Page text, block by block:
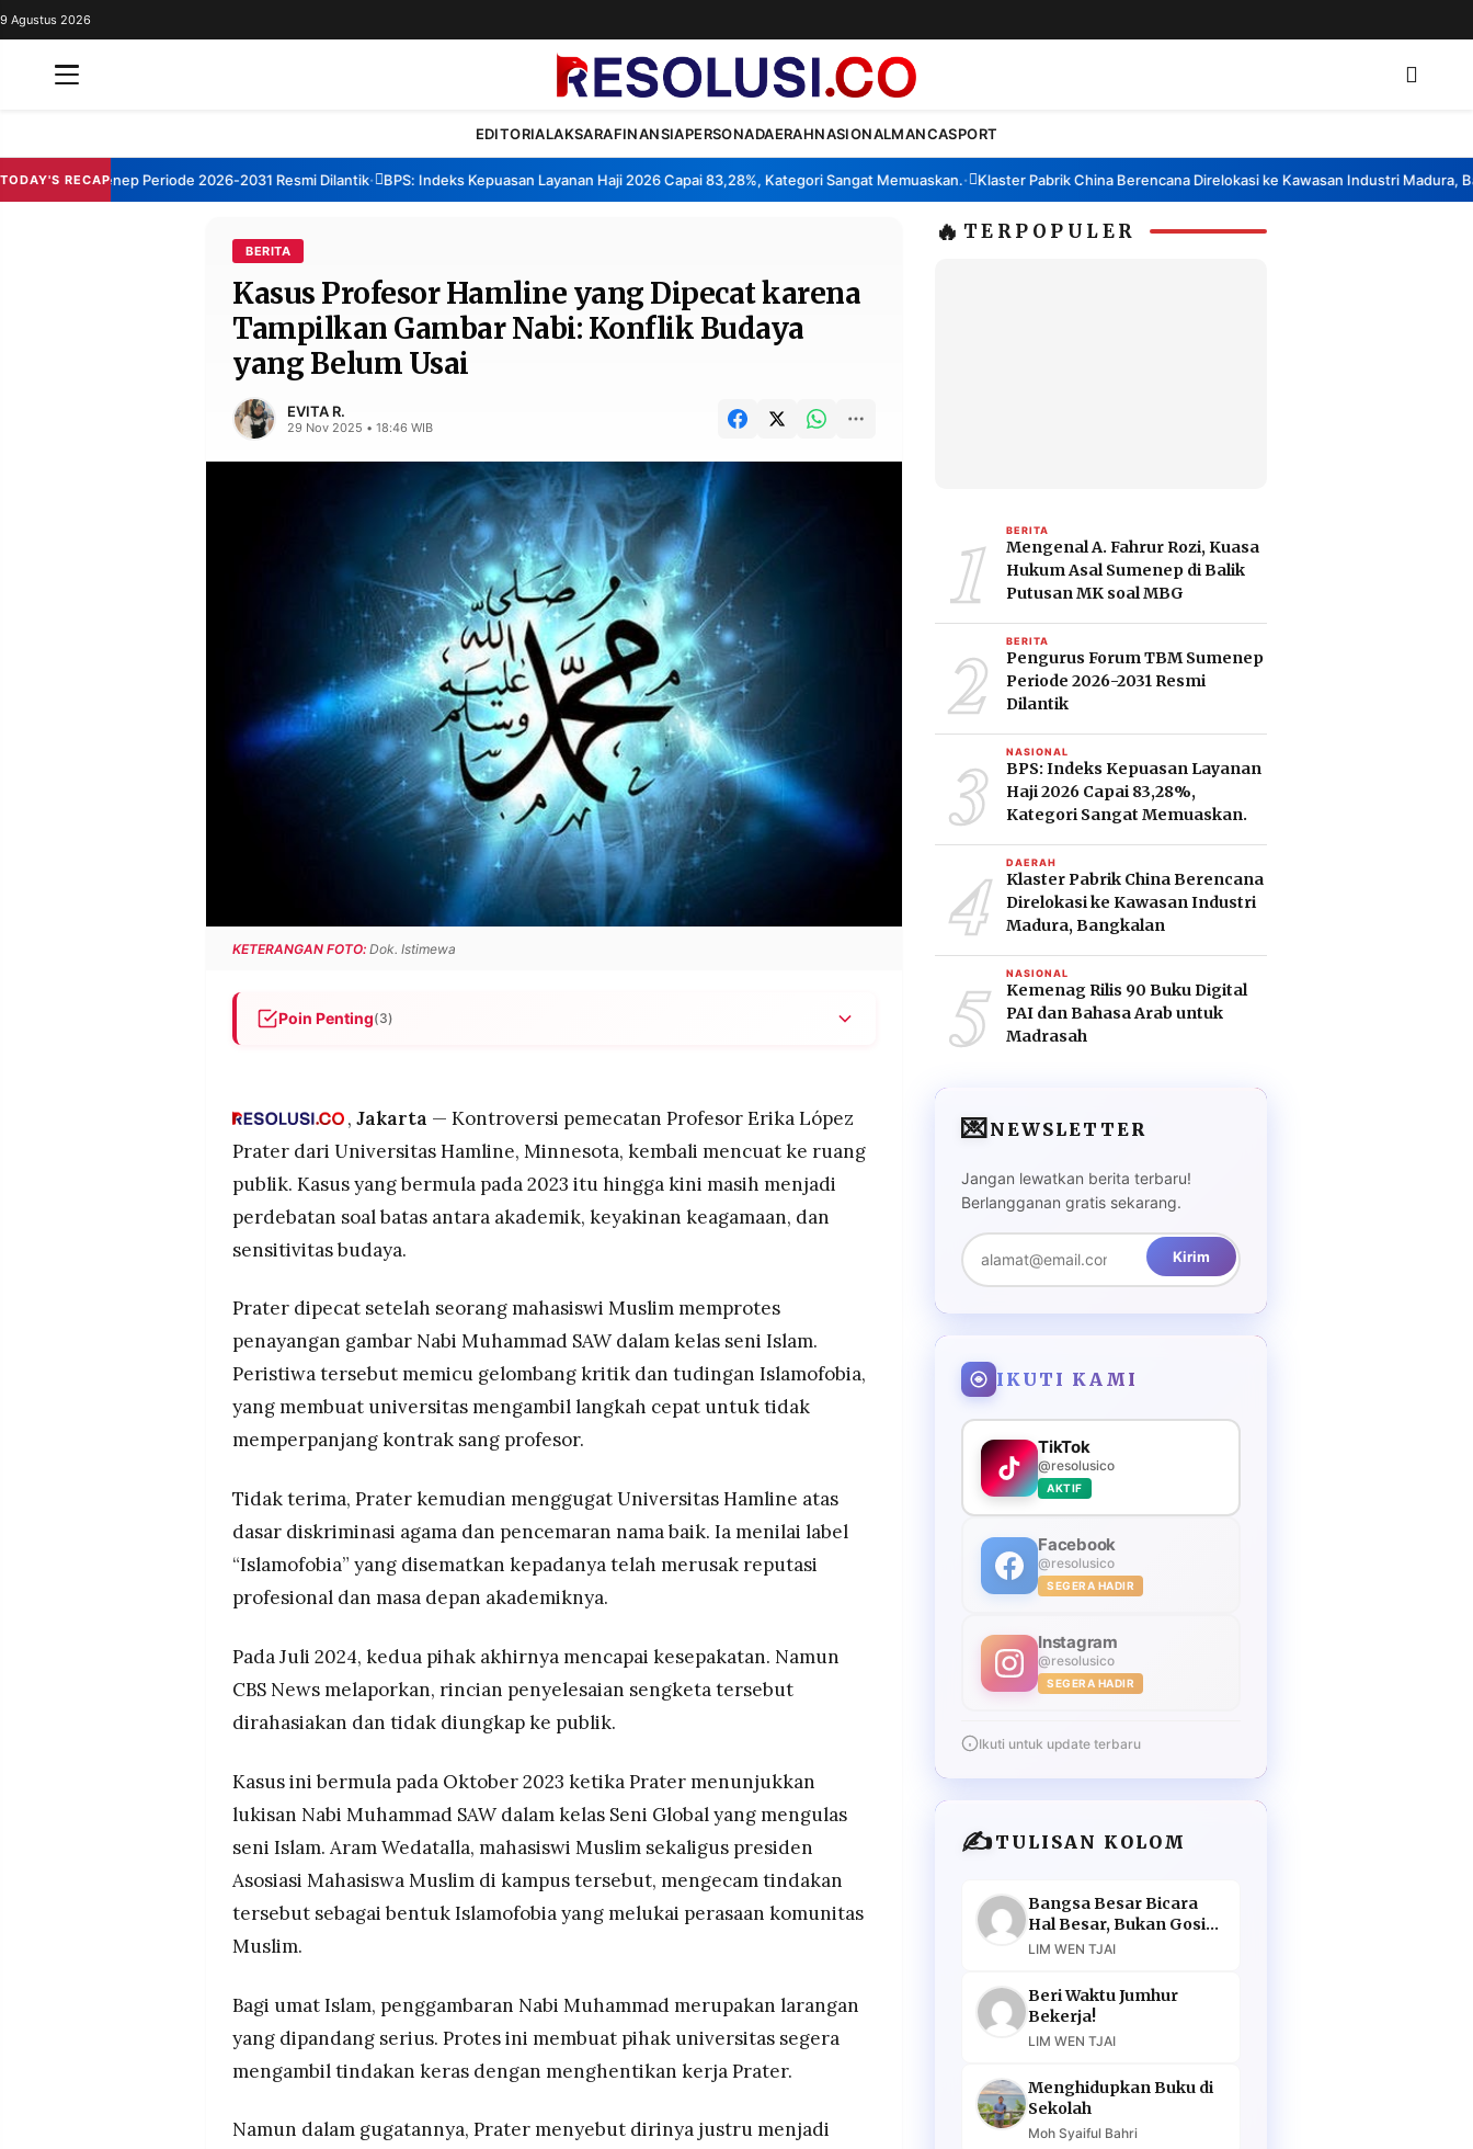
REDAKSI
9 Agustus 2026
EDITORIALAKSARAFINANSIAPERSONADAERAHNASIONALMANCASPORT
TODAY'S RECAP
Sumenep Periode 2026-2031 Resmi Dilantik• BPS: Indeks Kepuasan Layanan Haji 2026 Capai 83,28%, Kategori Sangat Memuaskan.• Klaster Pabrik China Berencana Direlokasi ke Kawasan Industri Madura,
BERITA
Kasus Profesor Hamline yang Dipecat karena
Tampilkan Gambar Nabi: Konflik Budaya
yang Belum Usai
EVITA R.
29 Nov 2025 • 18:46 WIB
KETERANGAN FOTO: Dok. Istimewa
Poin Penting(3)
nama baik; kasus berujung pada kesepakatan pada Juli 2024, namun detail
penyelesaiannya dirahasiakan.
Universitas Hamline kemudian meninjau ulang keputusannya, setelah kritik
publik dan penjelasan bahwa Prater telah memberi peringatan kepada
mahasiswa serta mencantumkan materi tersebut dalam silabus.
, Jakarta — Kontroversi pemecatan Profesor Erika López
Prater dari Universitas Hamline, Minnesota, kembali mencuat ke ruang
publik. Kasus yang bermula pada 2023 itu hingga kini masih menjadi
perdebatan soal batas antara akademik, keyakinan keagamaan, dan
sensitivitas budaya.
Prater dipecat setelah seorang mahasiswi Muslim memprotes
penayangan gambar Nabi Muhammad SAW dalam kelas seni Islam.
Peristiwa tersebut memicu gelombang kritik dan tudingan Islamofobia,
yang membuat universitas mengambil langkah cepat untuk tidak
memperpanjang kontrak sang profesor.
Tidak terima, Prater kemudian menggugat Universitas Hamline atas
dasar diskriminasi agama dan pencemaran nama baik. Ia menilai label
“Islamofobia” yang disematkan kepadanya telah merusak reputasi
profesional dan masa depan akademiknya.
Pada Juli 2024, kedua pihak akhirnya mencapai kesepakatan. Namun
CBS News melaporkan, rincian penyelesaian sengketa tersebut
dirahasiakan dan tidak diungkap ke publik.
Kasus ini bermula pada Oktober 2023 ketika Prater menunjukkan
lukisan Nabi Muhammad SAW dalam kelas Seni Global yang mengulas
seni Islam. Aram Wedatalla, mahasiswi Muslim sekaligus presiden
Asosiasi Mahasiswa Muslim di kampus tersebut, mengecam tindakan
tersebut sebagai bentuk Islamofobia yang melukai perasaan komunitas
Muslim.
Bagi umat Islam, penggambaran Nabi Muhammad merupakan larangan
yang dipandang serius. Protes ini membuat pihak universitas segera
mengambil tindakan keras dengan menghentikan kerja Prater.
Namun dalam gugatannya, Prater menyebut dirinya justru menjadi
🔥 TERPOPULER
1 BERITA
Mengenal A. Fahrur Rozi, Kuasa
Hukum Asal Sumenep di Balik
Putusan MK soal MBG
2 BERITA
Pengurus Forum TBM Sumenep
Periode 2026-2031 Resmi
Dilantik
3 NASIONAL
BPS: Indeks Kepuasan Layanan
Haji 2026 Capai 83,28%,
Kategori Sangat Memuaskan.
4 DAERAH
Klaster Pabrik China Berencana
Direlokasi ke Kawasan Industri
Madura, Bangkalan
5 NASIONAL
Kemenag Rilis 90 Buku Digital
PAI dan Bahasa Arab untuk
Madrasah
💌NEWSLETTER
Jangan lewatkan berita terbaru!
Berlangganan gratis sekarang.
Kirim
IKUTI KAMI
TikTok
@resolusico
AKTIF
Facebook
@resolusico
SEGERA HADIR
Instagram
@resolusico
SEGERA HADIR
Ikuti untuk update terbaru
✍️TULISAN KOLOM
Bangsa Besar Bicara
Hal Besar, Bukan Gosip
Murahan
LIM WEN TJAI
Beri Waktu Jumhur
Bekerja!
LIM WEN TJAI
Menghidupkan Buku di
Sekolah
Moh Syaiful Bahri